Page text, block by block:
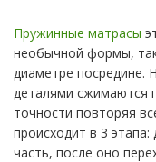
Пружинные матрасы
необычной формы,
диаметре посредине.
деталями сжимаются
точности повторяя
происходит в 3
часть, после оно